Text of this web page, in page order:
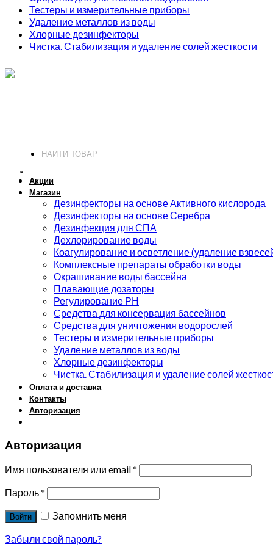
Тестеры и измерительные приборы
Удаление металлов из воды
Хлорные дезинфекторы
Чистка. Стабилизация и удаление солей жесткости
Акции
Магазин
Дезинфекторы на основе Активного кислорода
Дезинфекторы на основе Серебра
Дезинфекция для СПА
Дехлорирование воды
Коагулирование и осветление (удаление
Комплексные препараты обработки воды
Окрашивание воды бассейна
Плавающие дозаторы
Регулирование РН
Средства для консервация бассейнов
Средства для уничтожения водорослей
Тестеры и измерительные приборы
Удаление металлов из воды
Хлорные дезинфекторы
Чистка. Стабилизация и удаление солей
Оплата и доставка
Контакты
Авторизация
Авторизация
Имя пользователя или email*
Пароль*
Войти
Запомнить меня
Забыли свой пароль?